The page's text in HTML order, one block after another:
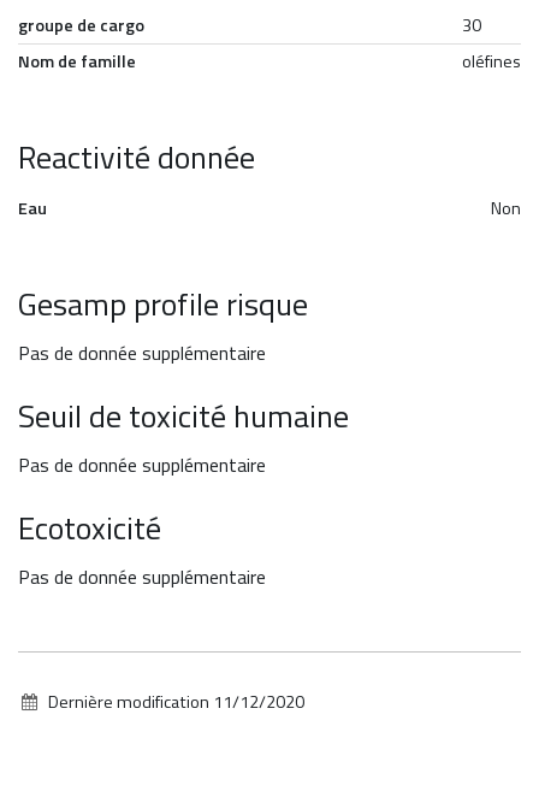
groupe de cargo
30
Nom de famille
oléfines
Reactivité donnée
Eau Non
Gesamp profile risque
Pas de donnée supplémentaire
Seuil de toxicité humaine
Pas de donnée supplémentaire
Ecotoxicité
Pas de donnée supplémentaire
Dernière modification 11/12/2020